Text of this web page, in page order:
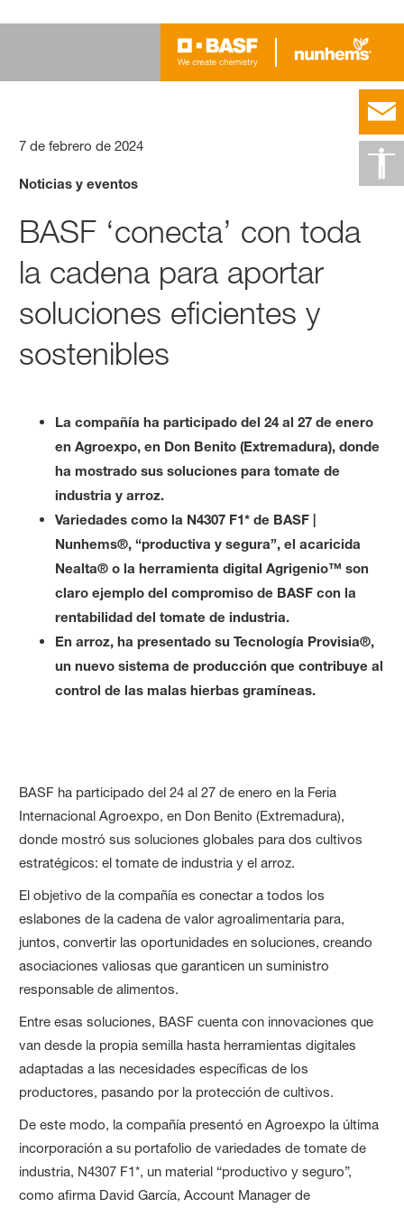
7 de febrero de 2024
Noticias y eventos
BASF ‘conecta’ con toda
la cadena para aportar
soluciones eficientes y
sostenibles
La compañía ha participado del 24 al 27 de enero
en Agroexpo, en Don Benito (Extremadura), donde
ha mostrado sus soluciones para tomate de
industria y arroz.
Variedades como la N4307 F1* de BASF |
Nunhems®, “productiva y segura”, el acaricida
Nealta® o la herramienta digital Agrigenio™ son
claro ejemplo del compromiso de BASF con la
rentabilidad del tomate de industria.
En arroz, ha presentado su Tecnología Provisia®,
un nuevo sistema de producción que contribuye al
control de las malas hierbas gramíneas.
BASF ha participado del 24 al 27 de enero en la Feria
Internacional Agroexpo, en Don Benito (Extremadura),
donde mostró sus soluciones globales para dos cultivos
estratégicos: el tomate de industria y el arroz.
El objetivo de la compañía es conectar a todos los
eslabones de la cadena de valor agroalimentaria para,
juntos, convertir las oportunidades en soluciones, creando
asociaciones valiosas que garanticen un suministro
responsable de alimentos.
Entre esas soluciones, BASF cuenta con innovaciones que
van desde la propia semilla hasta herramientas digitales
adaptadas a las necesidades específicas de los
productores, pasando por la protección de cultivos.
De este modo, la compañía presentó en Agroexpo la última
incorporación a su portafolio de variedades de tomate de
industria, N4307 F1*, un material “productivo y seguro”,
como afirma David García, Account Manager de